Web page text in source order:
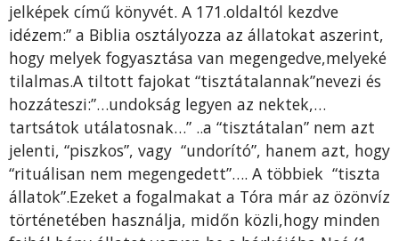
jelképek című könyvét. A 171.oldaltól kezdve
idézem:” a Biblia osztályozza az állatokat aszerint,
hogy melyek fogyasztása van megengedve,melyeké
tilalmas.A tiltott fajokat “tisztátalannak”nevezi és
hozzáteszi:”…undokság legyen az nektek,…
tartsátok utálatosnak…” ..a “tisztátalan” nem azt
jelenti, “piszkos”, vagy “undorító”, hanem azt, hogy
“rituálisan nem megengedett”…. A többiek “tiszta
állatok”.Ezeket a fogalmakat a Tóra már az özönvíz
történetében használja, midőn közli,hogy minden